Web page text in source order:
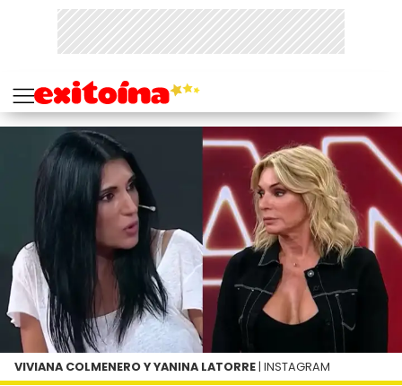
VIVIANA COLMENERO Y YANINA LATORRE | INSTAGRAM